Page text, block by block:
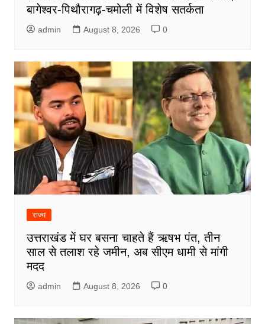
बागेश्वर-पिथौरागढ़-चमोली में विशेष सतर्कता
admin August 8, 2026 0
राज्य
उत्तराखंड में घर बसना चाहते हैं ऋषभ पंत, तीन
साल से तलाश रहे जमीन, अब सीएम धामी से मांगी
मदद
admin August 8, 2026 0